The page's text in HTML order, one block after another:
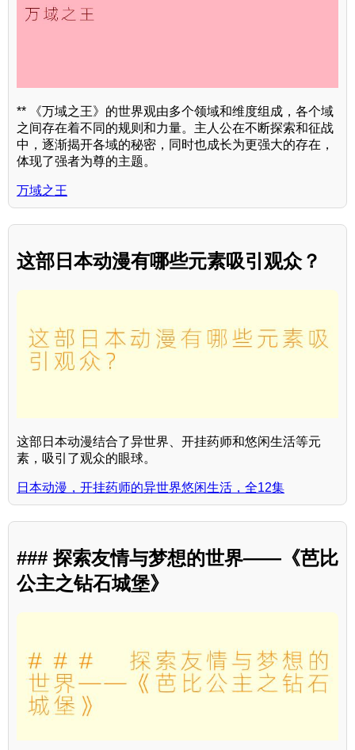
** 《万域之王》的世界观由多个领域和维度组成，各个域
之间存在着不同的规则和力量。主人公在不断探索和征战
中，逐渐揭开各域的秘密，同时也成长为更强大的存在，
体现了强者为尊的主题。
万域之王
这部日本动漫有哪些元素吸引观众？
这部日本动漫结合了异世界、开挂药师和悠闲生活等元
素，吸引了观众的眼球。
日本动漫，开挂药师的异世界悠闲生活，全12集
### 探索友情与梦想的世界——《芭比
公主之钻石城堡》